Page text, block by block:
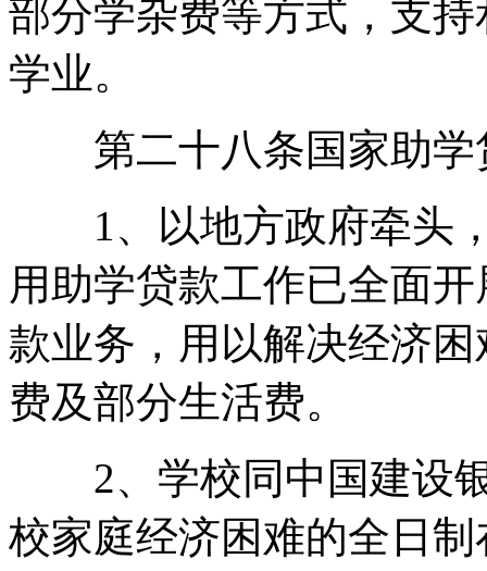
部分学杂费等方式，支
学业。
第二十八条国家助学
1、以地方政府牵头，
用助学贷款工作已全面
款业务，用以解决经济
费及部分生活费。
2、学校同中国建设银
校家庭经济困难的全日